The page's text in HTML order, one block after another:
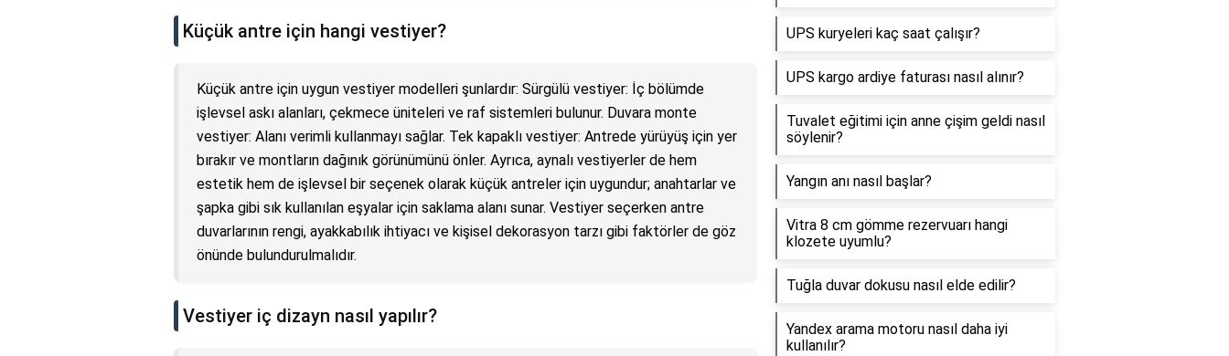
Küçük antre için hangi vestiyer?
Küçük antre için uygun vestiyer modelleri şunlardır: Sürgülü vestiyer: İç bölümde
işlevsel askı alanları, çekmece üniteleri ve raf sistemleri bulunur. Duvara monte
vestiyer: Alanı verimli kullanmayı sağlar. Tek kapaklı vestiyer: Antrede yürüyüş için yer
bırakır ve montların dağınık görünümünü önler. Ayrıca, aynalı vestiyerler de hem
estetik hem de işlevsel bir seçenek olarak küçük antreler için uygundur; anahtarlar ve
şapka gibi sık kullanılan eşyalar için saklama alanı sunar. Vestiyer seçerken antre
duvarlarının rengi, ayakkabılık ihtiyacı ve kişisel dekorasyon tarzı gibi faktörler de göz
önünde bulundurulmalıdır.
Vestiyer iç dizayn nasıl yapılır?
UPS kuryeleri kaç saat çalışır?
UPS kargo ardiye faturası nasıl alınır?
Tuvalet eğitimi için anne çişim geldi nasıl
söylenir?
Yangın anı nasıl başlar?
Vitra 8 cm gömme rezervuarı hangi
klozete uyumlu?
Tuğla duvar dokusu nasıl elde edilir?
Yandex arama motoru nasıl daha iyi
kullanılır?